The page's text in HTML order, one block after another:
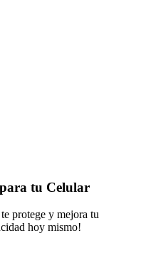
tu Celular
protege y mejora tu
hoy mismo!